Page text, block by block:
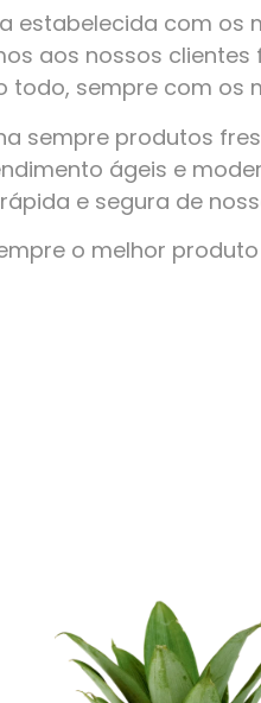
estabelecida com os
aos nossos clientes
todo, sempre com os
sempre produtos
ágeis e
e segura de
o melhor